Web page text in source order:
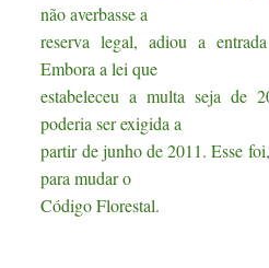
não averbasse a
reserva legal, adiou a
Embora a lei que
estabeleceu a multa seja de
poderia ser exigida a
partir de junho de 2011. Esse
para mudar o
Código Florestal.